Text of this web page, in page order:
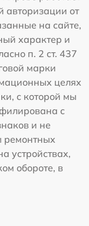
авторизации от
на сайте,
характер и
п. 2 ст. 437
марки
целях
с которой мы
с
и не
ремонтных
устройствах,
обороте, в